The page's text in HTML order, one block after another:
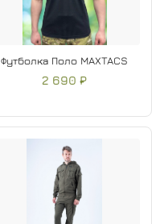
Футболка Поло MAXTACS
2 690 ₽